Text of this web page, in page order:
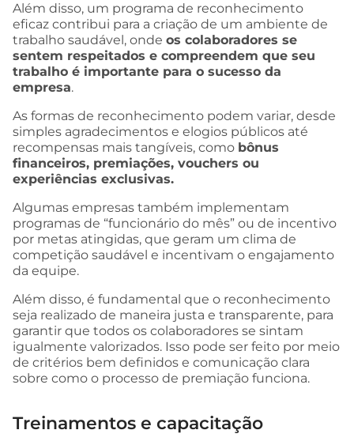
Além disso, um programa de reconhecimento
eficaz contribui para a criação de um ambiente de
trabalho saudável, onde os colaboradores se
sentem respeitados e compreendem que seu
trabalho é importante para o sucesso da
empresa.
As formas de reconhecimento podem variar, desde
simples agradecimentos e elogios públicos até
recompensas mais tangíveis, como bônus
financeiros, premiações, vouchers ou
experiências exclusivas.
Algumas empresas também implementam
programas de “funcionário do mês” ou de incentivo
por metas atingidas, que geram um clima de
competição saudável e incentivam o engajamento
da equipe.
Além disso, é fundamental que o reconhecimento
seja realizado de maneira justa e transparente, para
garantir que todos os colaboradores se sintam
igualmente valorizados. Isso pode ser feito por meio
de critérios bem definidos e comunicação clara
sobre como o processo de premiação funciona.
Treinamentos e capacitação